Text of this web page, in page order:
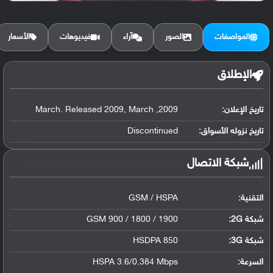
المواصفات الصور آراء فيديوهات الأسعار
الإطلاق
تاريخ الإعلان: 2009, March. Released 2009, March
تاريخ نزوله الأسواق: Discontinued
شبكة الاتصال
التقنية: GSM / HSPA
شبكة 2G: GSM 900 / 1800 / 1900
شبكة 3G :
HSDPA 850
السرعة: HSPA 3.6/0.384 Mbps